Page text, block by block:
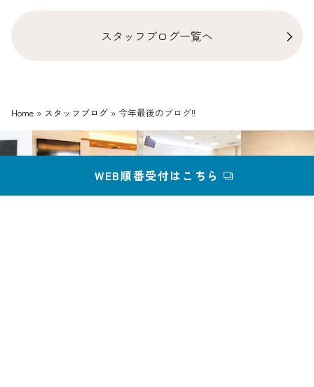
スタッフブログ一覧へ
Home » スタッフブログ » 今年最後のブログ!!
WEB順番受付はこちら